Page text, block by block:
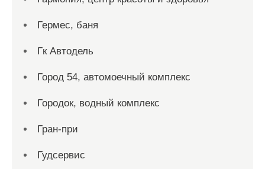
Гермес, баня
Гк Автодель
Город 54, автомоечный комплекс
Городок, водный комплекс
Гран-при
Гудсервис